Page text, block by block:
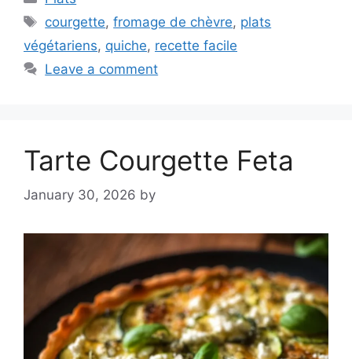
Tags
courgette,fromage de chèvre, plats
végétariens, quiche, recette facile
Leave a comment
Tarte Courgette Feta
January 30, 2026 by